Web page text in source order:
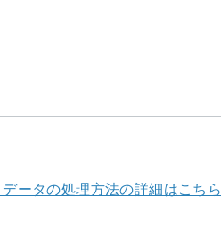
ータの処理方法の詳細はこちら